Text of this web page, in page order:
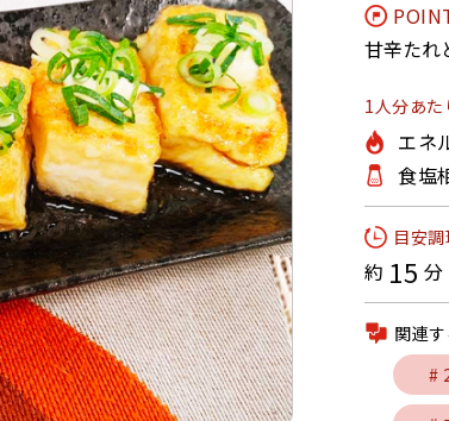
甘辛たれ
1人分あ
エネ
食塩
目安
約 15 分
関連
#